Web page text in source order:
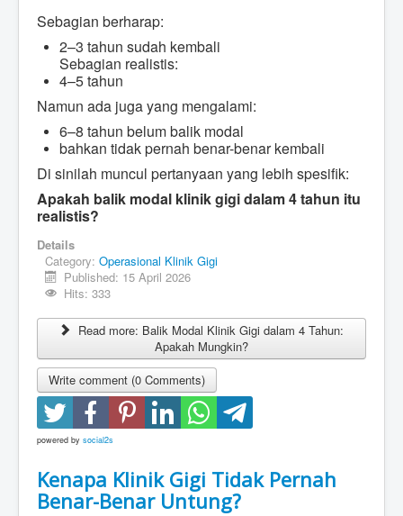
Sebagian berharap:
2–3 tahun sudah kembali
Sebagian realistis:
4–5 tahun
Namun ada juga yang mengalami:
6–8 tahun belum balik modal
bahkan tidak pernah benar-benar kembali
Di sinilah muncul pertanyaan yang lebih spesifik:
Apakah balik modal klinik gigi dalam 4 tahun itu
realistis?
Details
Category: Operasional Klinik Gigi
Published: 15 April 2026
Hits: 333
Read more: Balik Modal Klinik Gigi dalam 4 Tahun:
Apakah Mungkin?
Write comment (0 Comments)
powered by social2s
Kenapa Klinik Gigi Tidak Pernah
Benar-Benar Untung?